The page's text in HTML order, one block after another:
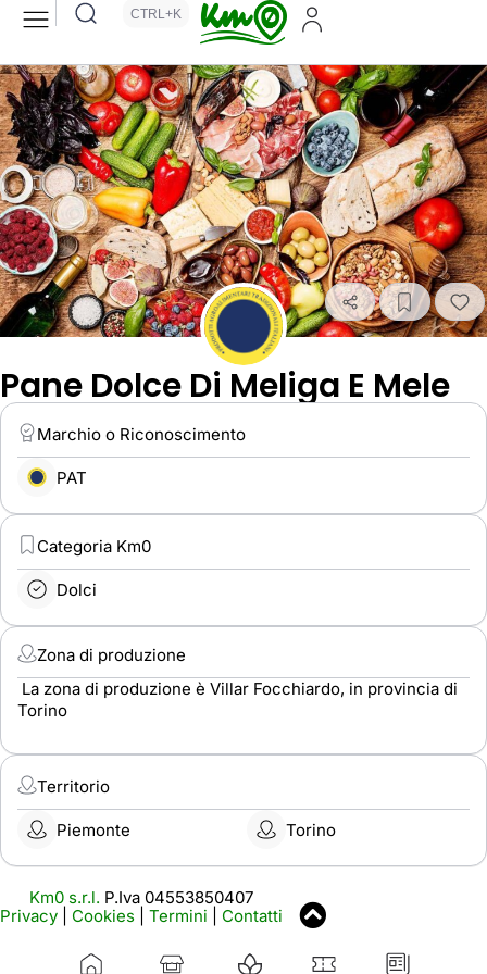
CTRL+K
Pane Dolce Di Meliga E Mele
Marchio o Riconoscimento
PAT
Categoria Km0
Dolci
Zona di produzione
La zona di produzione è Villar Focchiardo, in provincia di
Torino
Territorio
Piemonte Torino
Km0 s.r.l. P.Iva 04553850407
Privacy
Cookies Termini Contatti